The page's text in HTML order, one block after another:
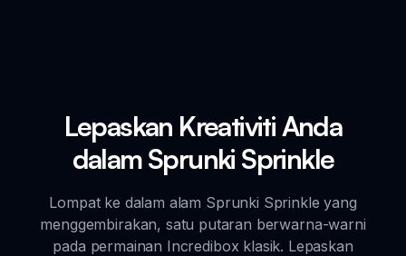
Lepaskan Kreativiti Anda
dalam Sprunki Sprinkle
Lompat ke dalam alam Sprunki Sprinkle yang
menggembirakan, satu putaran berwarna-warni
pada permainan Incredibox klasik. Lepaskan